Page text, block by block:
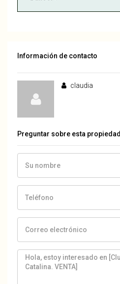
Información de contacto
claudia
Preguntar sobre esta propiedad